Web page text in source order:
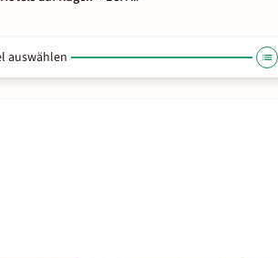
auswählen